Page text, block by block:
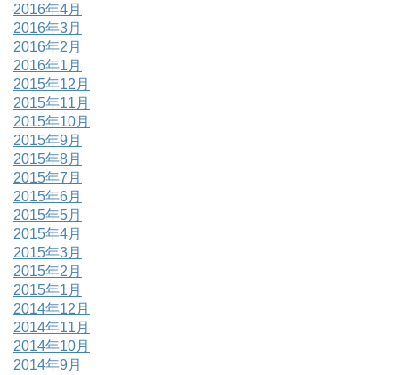
2016年4月
2016年3月
2016年2月
2016年1月
2015年12月
2015年11月
2015年10月
2015年9月
2015年8月
2015年7月
2015年6月
2015年5月
2015年4月
2015年3月
2015年2月
2015年1月
2014年12月
2014年11月
2014年10月
2014年9月